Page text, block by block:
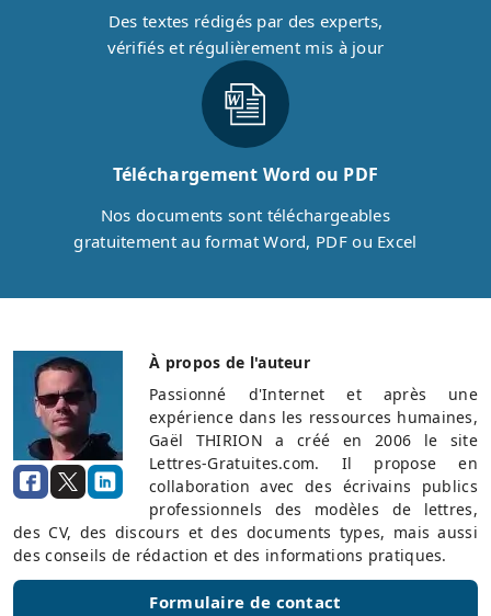
Des textes rédigés par des experts,
vérifiés et régulièrement mis à jour
Téléchargement Word ou PDF
Nos documents sont téléchargeables
gratuitement au format Word, PDF ou Excel
À propos de l'auteur
Passionné d'Internet et après une
expérience dans les ressources humaines,
Gaël THIRION a créé en 2006 le site
Lettres-Gratuites.com. Il propose en
collaboration avec des écrivains publics
professionnels des modèles de lettres,
des CV, des discours et des documents types, mais aussi
des conseils de rédaction et des informations pratiques.
Formulaire de contact